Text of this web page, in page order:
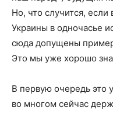
Но, что случится,
Украины в одночасье
сюда допущены
Это мы уже хорошо
В первую очередь это
во многом сейчас